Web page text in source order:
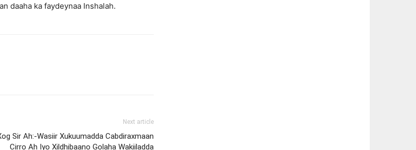
daaha ka faydeynaa Inshalah.
Next article
Sir Ah:-Wasiir Xukuumadda Cabdiraxmaan
Cirro Ah Iyo Xildhibaano Golaha Wakiiladda